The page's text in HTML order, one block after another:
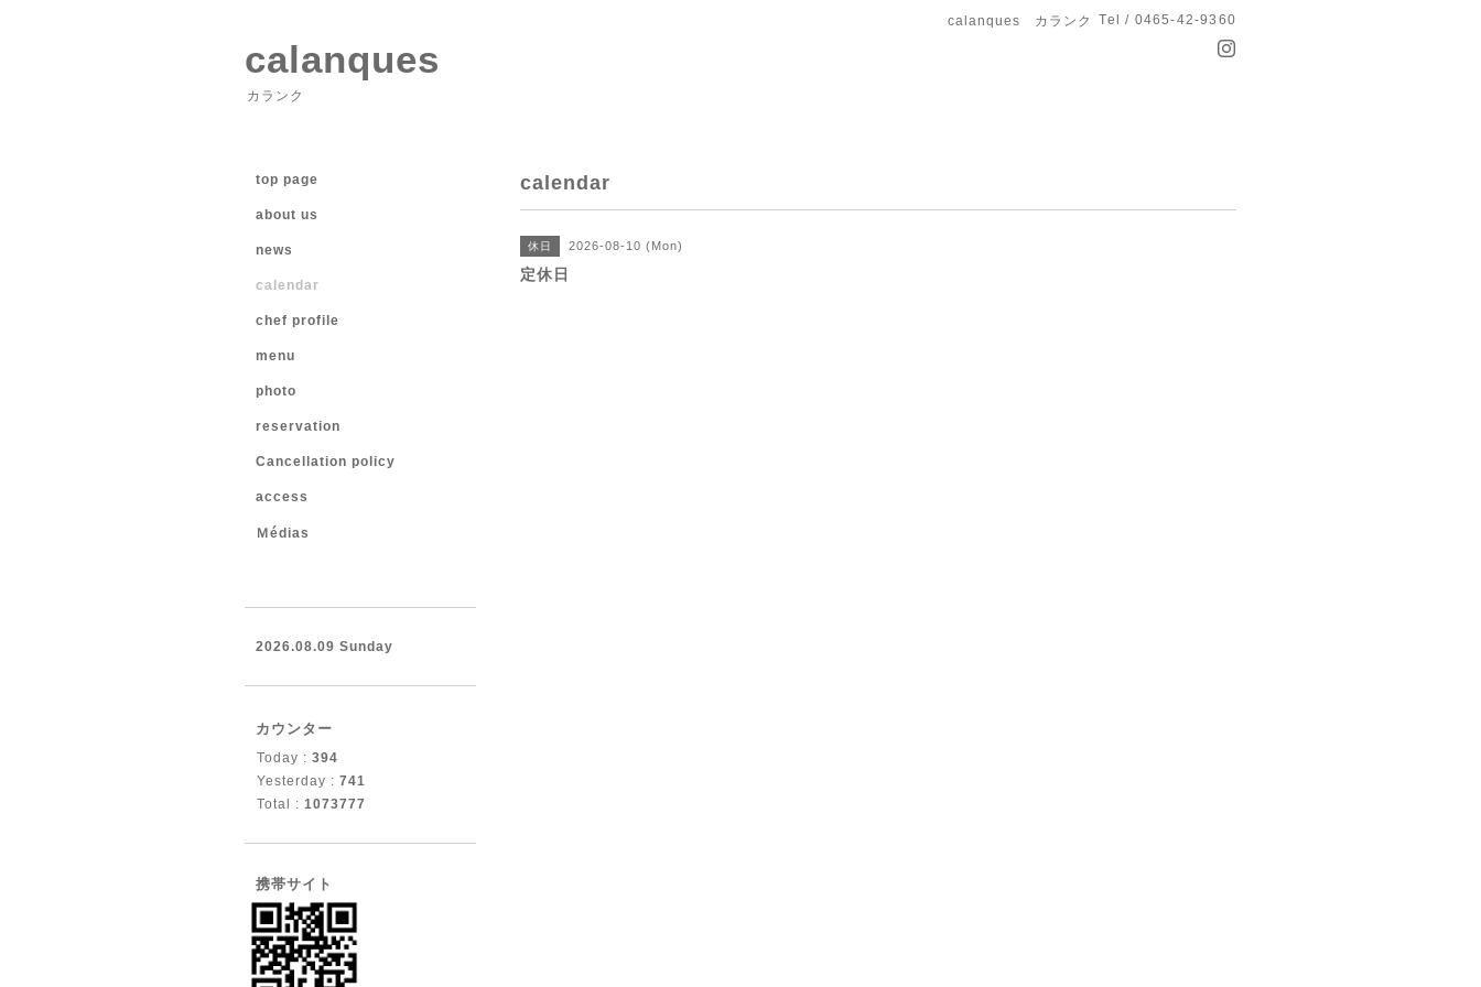
calanques カランク Tel / 0465-42-9360
calanques
カランク
calendar
休日 2026-08-10 (Mon)
定休日
top page
about us
news
calendar
chef profile
menu
photo
reservation
Cancellation policy
access
Ｍédias
2026.08.09 Sunday
カウンター
Today : 394
Yesterday : 741
Total : 1073777
携帯サイト